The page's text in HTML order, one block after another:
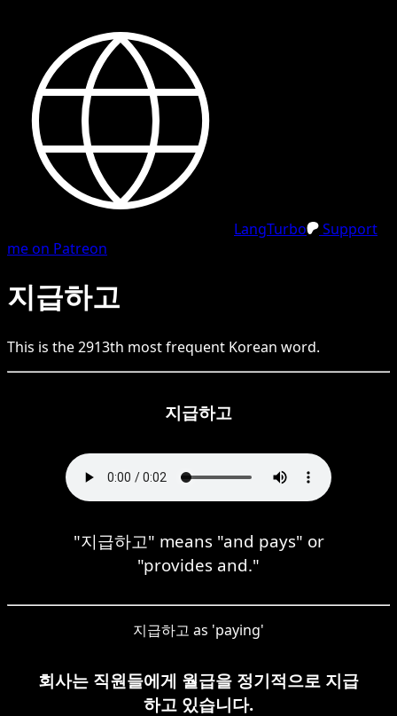
LangTurbo
Support
me on Patreon
지급하고
This is the2913th most frequent Korean word.
지급하고
"지급하고" means "and pays" or
"provides and."
지급하고 as 'paying'
회사는 직원들에게 월급을 정기적으로 지급
하고 있습니다.